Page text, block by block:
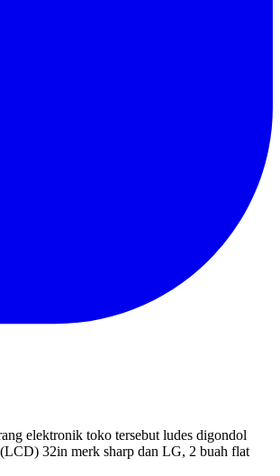
elektronik toko tersebut ludes digondol
32in merk sharp dan LG, 2 buah flat